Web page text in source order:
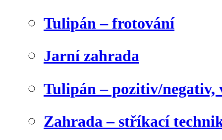
Tulipán – frotování
Jarní zahrada
Tulipán – pozitiv/negativ,
Zahrada – stříkací